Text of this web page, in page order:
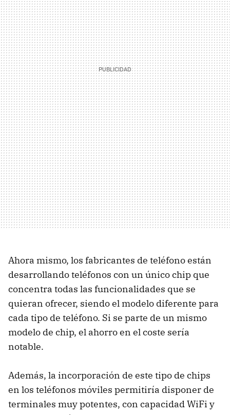
Ahora mismo, los fabricantes de teléfono están
desarrollando teléfonos con un único chip que
concentra todas las funcionalidades que se
quieran ofrecer, siendo el modelo diferente para
cada tipo de teléfono. Si se parte de un mismo
modelo de chip, el ahorro en el coste sería
notable.
Además, la incorporación de este tipo de chips
en los teléfonos móviles permitiría disponer de
terminales muy potentes, con capacidad WiFi y